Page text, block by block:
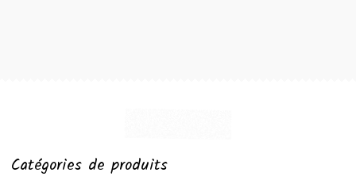
Catégories de produits